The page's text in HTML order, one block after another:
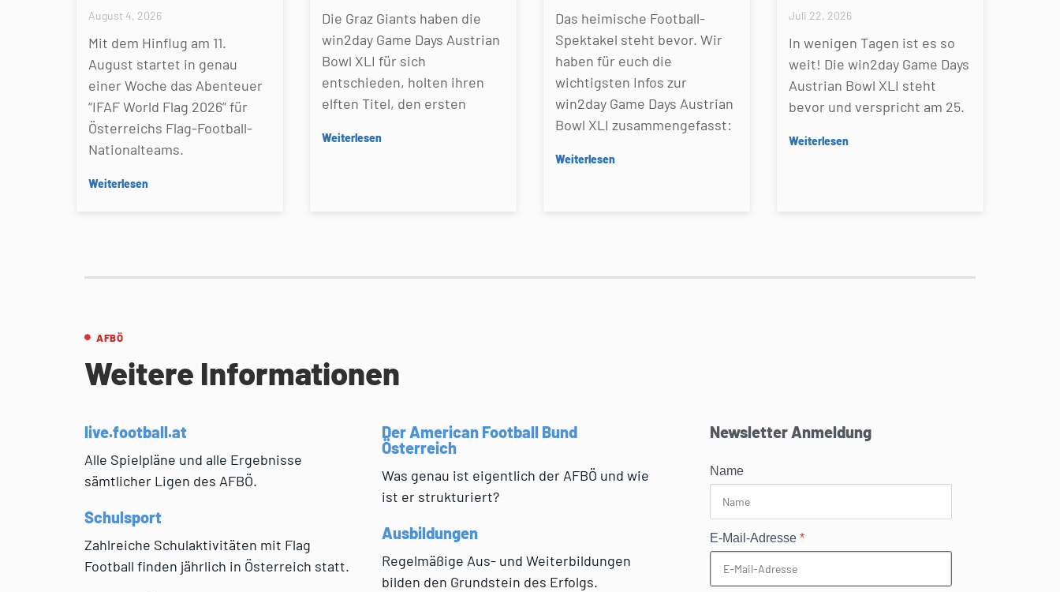
August 4, 2026
Mit dem Hinflug am 11.
August startet in genau
einer Woche das Abenteuer
“IFAF World Flag 2026” für
Österreichs Flag-Football-
Nationalteams.
Weiterlesen
Die Graz Giants haben die
win2day Game Days Austrian
Bowl XLI für sich
entschieden, holten ihren
elften Titel, den ersten
Weiterlesen
Das heimische Football-
Spektakel steht bevor. Wir
haben für euch die
wichtigsten Infos zur
win2day Game Days Austrian
Bowl XLI zusammengefasst:
Weiterlesen
Juli 22, 2026
In wenigen Tagen ist es so
weit! Die win2day Game Days
Austrian Bowl XLI steht
bevor und verspricht am 25.
Weiterlesen
AFBÖ
Weitere Informationen
live.football.at
Alle Spielpläne und alle Ergebnisse
sämtlicher Ligen des AFBÖ.
Schulsport
Zahlreiche Schulaktivitäten mit Flag
Football finden jährlich in Österreich statt.
Der American Football Bund
Österreich
Was genau ist eigentlich der AFBÖ und wie
ist er strukturiert?
Ausbildungen
Regelmäßige Aus- und Weiterbildungen
bilden den Grundstein des Erfolgs.
Newsletter Anmeldung
Name
E-Mail-Adresse*